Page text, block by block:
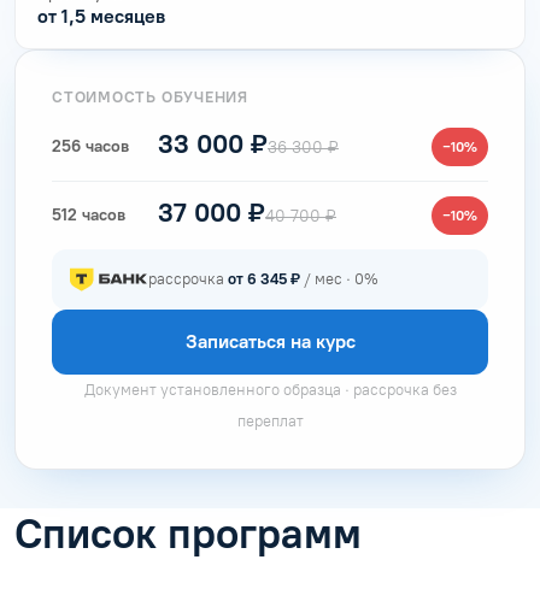
от 1,5 месяцев
СТОИМОСТЬ ОБУЧЕНИЯ
256 часов 33 000 ₽36 300 ₽ −10%
512 часов 37 000 ₽40 700 ₽ −10%
рассрочка от 6 345 ₽ / мес · 0%
Записаться на курс
Документ установленного образца · рассрочка без
переплат
Список программ